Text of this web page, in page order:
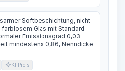
Softbeschichtung, nicht
Glas mit Standard-
Emissionsgrad 0,03-
mindestens 0,86, Nenndicke
KI Preis